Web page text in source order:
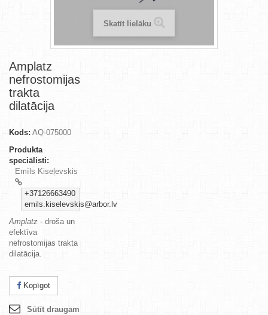
Skatīt lielāku
Amplatz
nefrostomijas
trakta
dilatācija
Kods: AQ-075000
Produkta
speciālisti:
Emīls Kiseļevskis
+37126663490
emils.kiselevskis@arbor.lv
Amplatz - droša un
efektīva
nefrostomijas trakta
dilatācija.
Kopīgot
Sūtīt draugam